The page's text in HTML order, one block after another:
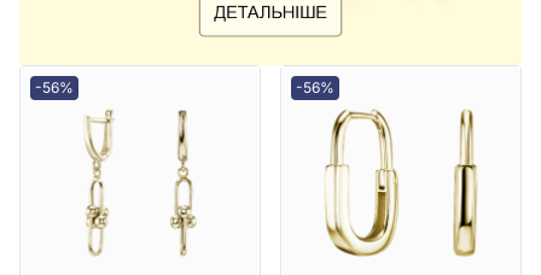
-56% -56%